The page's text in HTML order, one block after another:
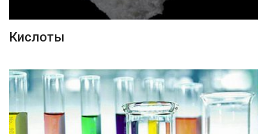
ПОДРОБНЕЕ
Кислоты